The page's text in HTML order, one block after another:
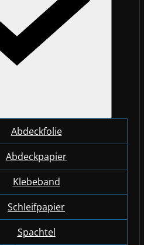
Abdeckfolie
Abdeckpapier
Klebeband
Schleifpapier
Spachtel